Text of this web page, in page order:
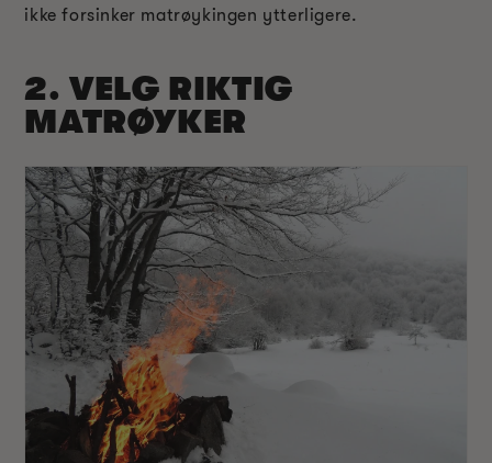
ikke forsinker matrøykingen ytterligere.
2. VELG RIKTIG
MATRØYKER